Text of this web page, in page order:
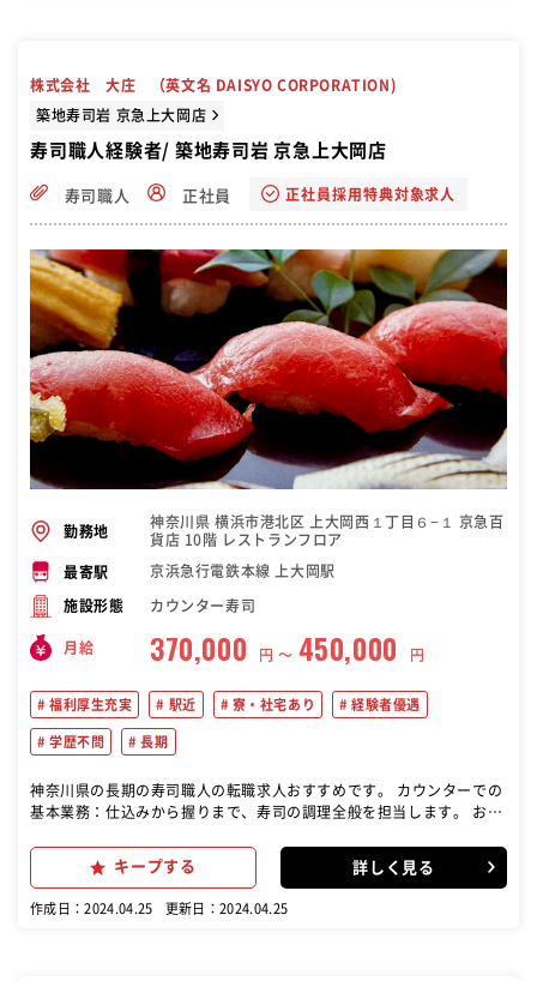
株式会社 大庄 （英文名 DAISYO CORPORATION)
築地寿司岩 京急上大岡店
寿司職人経験者/ 築地寿司岩 京急上大岡店
寿司職人 正社員 正社員採用特典対象求人
勤務地
神奈川県 横浜市港北区 上大岡西１丁目６−１ 京急百
貨店 10階 レストランフロア
最寄駅 京浜急行電鉄本線 上大岡駅
施設形態 カウンター寿司
月給 370,000 円 〜 450,000 円
福利厚生充実 駅近 寮・社宅あり 経験者優遇
学歴不問 長期
神奈川県の長期の寿司職人の転職求人おすすめです。 カウンターでの
基本業務：仕込みから握りまで、寿司の調理全般を担当します。 お客
り、お寿司を楽しんでいただけるようにサポートします。 若手育成：
経験豊富な職人として、若手スタッフの指導や育成を行います。 基本
けるような対応を行うことが主な仕事内容となります。
キープする 詳しく見る
作成日：2024.04.25 更新日：2024.04.25